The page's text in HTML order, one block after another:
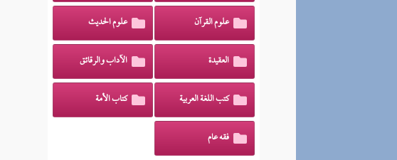
علوم القرآن علوم الحديث
العقيدة الآداب والرقائق
كتب اللغة العربية كتاب الأمة
فقه عام